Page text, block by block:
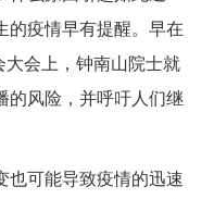
的疫情早有提醒。早在
会上，钟南山院士就
的风险，并呼吁人们继
也可能导致疫情的迅速